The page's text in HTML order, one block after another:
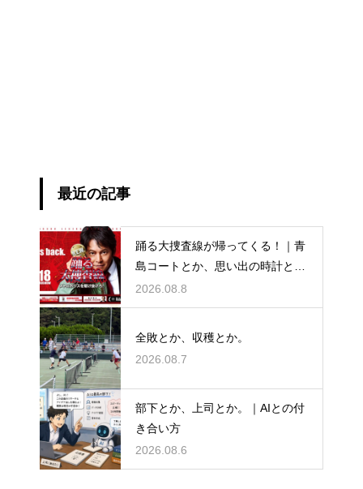
最近の記事
踊る大捜査線が帰ってくる！｜青
島コートとか、思い出の時計と
か。
2026.08.8
全敗とか、収穫とか。
2026.08.7
部下とか、上司とか。｜AIとの付
き合い方
2026.08.6